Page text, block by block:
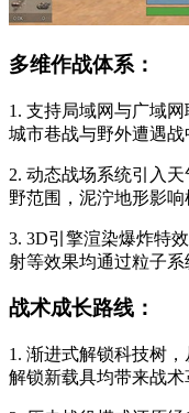
多维作战体系：
1. 支持局域网与广域
城市巷战与野外遭遇战
2. 动态战场系统引入
野范围，泥泞地形影响
3. 3D引擎渲染爆炸特
射等效果均通过粒子系
战术成长路线：
1. 渐进式解锁科技树
解锁新载具均带来战术